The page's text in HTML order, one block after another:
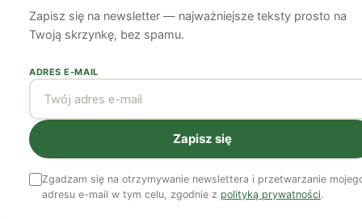
Tomasz Goliński22 stycznia 2013
Zapisz się na newsletter — najważniejsze teksty prosto na
Twoją skrzynkę, bez spamu.
ADRES E-MAIL
Zapisz się
Zgadzam się na otrzymywanie newslettera i przetwarzanie
adresu e-mail w tym celu, zgodnie z polityką prywatności.